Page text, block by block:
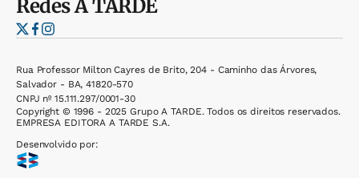
RedesA TARDE
Rua Professor Milton Cayres de Brito, 204 - Caminho das Árvores,
Salvador - BA, 41820-570
CNPJ nº 15.111.297/0001-30
Copyright © 1996 - 2025 Grupo A TARDE. Todos os direitos reservados.
EMPRESA EDITORA A TARDE S.A.
Desenvolvido por: